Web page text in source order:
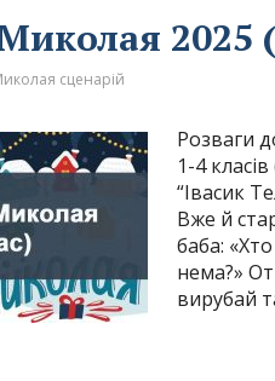
2025
сценарій
Розваги
1-4
“Івасик
Вже й
баба:
нема?»
вирубай